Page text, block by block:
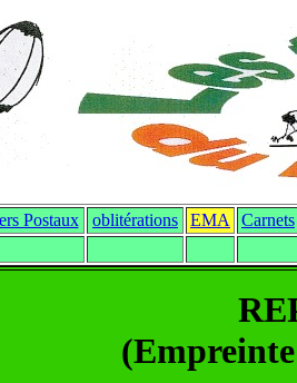
Postaux oblitérations EMA
Carnets